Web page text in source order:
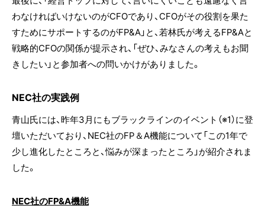
わなければいけないのがCFOであり、CFOがその役割を果た
すためにサポートするのがFP&A」と、若林氏が考えるFP&Aと
戦略的CFOの関係が提示され、「ぜひ、みなさんの考えもお聞
きしたい」と参加者への問いかけがありました。
NEC社の実践例
青山氏には、昨年3月にもブラックラインのイベント（※1）に登
壇いただいており、NEC社のFP＆A機能について「この1年で
少し進化したところと、悩みが深まったところ」が紹介されま
した。
NEC社のFP&A機能